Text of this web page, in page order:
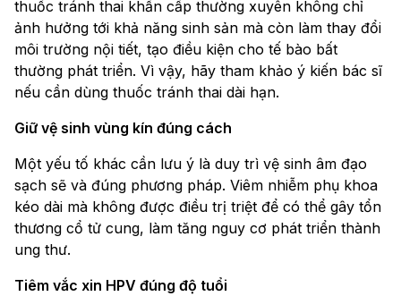
thuốc tránh thai khẩn cấp thường xuyên không chỉ
ảnh hưởng tới khả năng sinh sản mà còn làm thay đổi
môi trường nội tiết, tạo điều kiện cho tế bào bất
thường phát triển. Vì vậy, hãy tham khảo ý kiến bác sĩ
nếu cần dùng thuốc tránh thai dài hạn.
Giữ vệ sinh vùng kín đúng cách
Một yếu tố khác cần lưu ý là duy trì vệ sinh âm đạo
sạch sẽ và đúng phương pháp. Viêm nhiễm phụ khoa
kéo dài mà không được điều trị triệt để có thể gây tổn
thương cổ tử cung, làm tăng nguy cơ phát triển thành
ung thư.
Tiêm vắc xin HPV đúng độ tuổi